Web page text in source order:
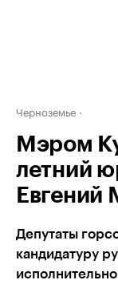
Черноземье
Мэром
летний
Евгений
Депутаты
кандидатуру